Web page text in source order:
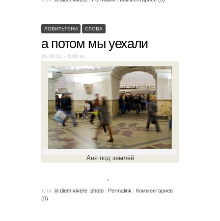
ЛОВИТЬТЕНИ СЛОВА
а потом мы уехали
26.08.12 – 6:00 пп
Аня под землёй
。
тэги: in diem vivere photo | Permalink | Комментариев
(0)